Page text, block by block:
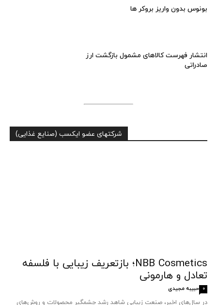
بونوس بدون واریز بروکر ها
انتشار فهرست کالاهای مشمول بازگشت ارز
صادراتی
شرکتهای عضو ایکسب (صنایع غذایی)
NBB Cosmetics؛ بازتعریف زیبایی با فلسفه
تعادل و هارمونی
حبیبه مجیدی 0
در سال‌های اخیر، صنعت زیبایی شاهد رشد چشمگیر محصولات و روش‌های